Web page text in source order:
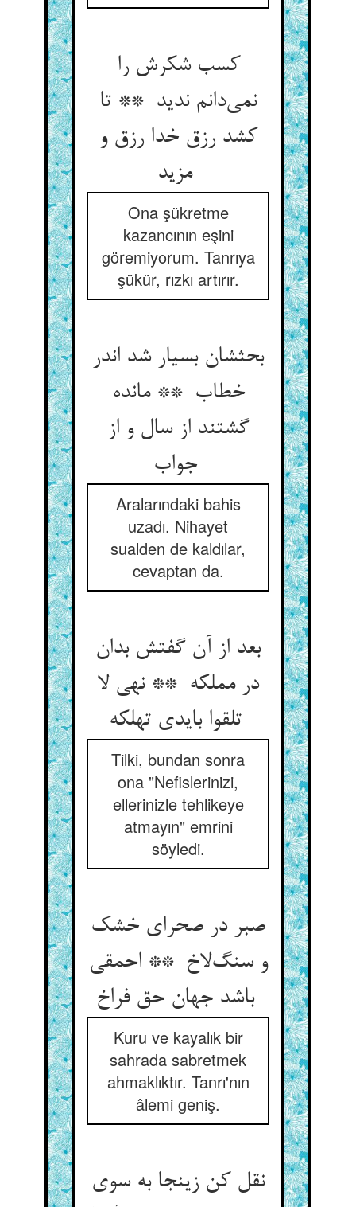
کسب شکرش را
نمی‌دانم ندید ** تا
کشد رزق خدا رزق و
مزید
Ona şükretme
kazancının eşini
göremiyorum. Tanrıya
şükür, rızkı artırır.
بحثشان بسیار شد اندر
خطاب ** مانده
گشتند از سال و از
جواب
Aralarındaki bahis
uzadı. Nihayet
sualden de kaldılar,
cevaptan da.
بعد از آن گفتش بدان
در مملکه ** نهی لا
تلقوا بایدی تهلکه
Tilki, bundan sonra
ona "Nefislerinizi,
ellerinizle tehlikeye
atmayın" emrini
söyledi.
صبر در صحرای خشک
و سنگ‌لاخ ** احمقی
باشد جهان حق فراخ
Kuru ve kayalık bir
sahrada sabretmek
ahmaklıktır. Tanrı'nın
âlemi geniş.
نقل کن زینجا به سوی